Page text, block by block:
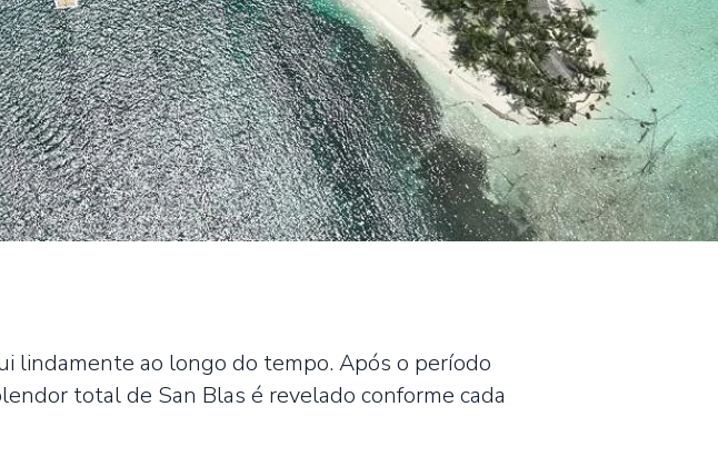
lindamente ao longo do tempo. Após o período
total de San Blas é revelado conforme cada